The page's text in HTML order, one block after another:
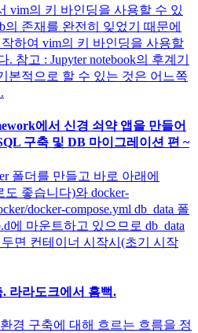
vim의 키 바인딩을 사용할 수 있
의 존재를 완전히 잊었기 때문에
작하여 vim의 키 바인딩을 사용할
참고 : Jupyter notebook의 후계기
본적으로 할 수 있는 것은 어느쪽
에서 신경 쇠약 앱을 만들어
구축 및 DB 마이그레이션 편 ~
폴더를 만들고 바로 아래에
도 좋습니다)와 docker-
docker-compose.yml db_data 폴
에 마운트하고 있으므로 db_data
면 컨테이너 시작시(초기 시작
라라도크에서 흠뻑.
경 구축에 대해 흐르는 흐름을 정